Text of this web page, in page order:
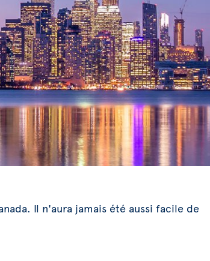
Il n'aura jamais été aussi facile de